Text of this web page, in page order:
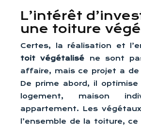
L’intérêt
une toiture
Certes, la réalisation et
toit végétalisé ne sont
affaire, mais ce projet a de
De prime abord, il optimise
logement, maison
appartement. Les
l’ensemble de la toiture,